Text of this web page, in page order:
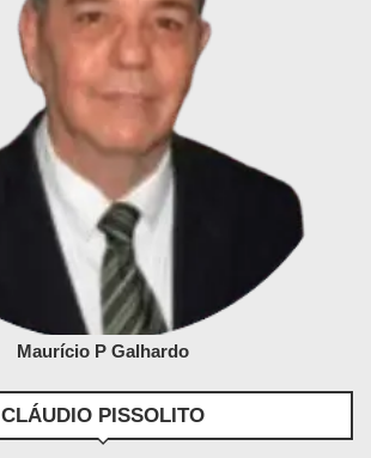
Maurício P Galhardo
CLÁUDIO PISSOLITO